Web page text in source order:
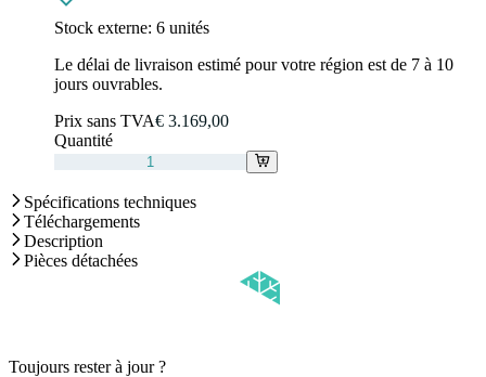
Stock externe: 6 unités
Le délai de livraison estimé pour votre région est de 7 à 10
jours ouvrables.
Prix sans TVA€ 3.169,00
Quantité
Spécifications techniques
Téléchargements
Description
Pièces détachées
Toujours rester à jour ?